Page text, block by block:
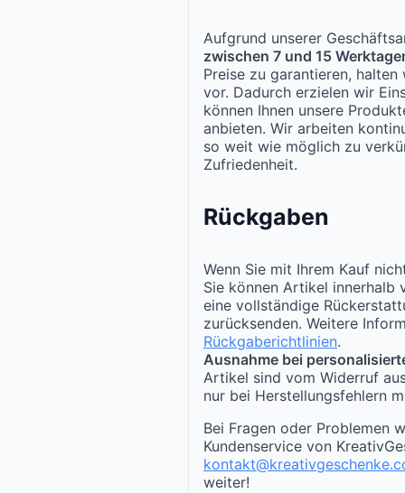
Aufgrund unserer
zwischen 7 und 15
Preise zu garantieren,
vor. Dadurch erzielen wir
können Ihnen unsere
anbieten. Wir arbeiten
so weit wie möglich zu
Zufriedenheit.
Rückgaben
Wenn Sie mit Ihrem Kauf
Sie können Artikel innerhalb
eine vollständige
zurücksenden. Weitere
Rückgaberichtlinien.
Ausnahme bei
Artikel sind vom Widerruf
nur bei Herstellungsfehlern
Bei Fragen oder Problemen
Kundenservice von
weiter!